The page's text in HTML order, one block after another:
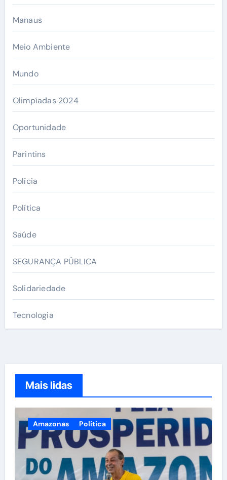
Manaus
Meio Ambiente
Mundo
Olimpíadas 2024
Oportunidade
Parintins
Polícia
Política
Saúde
SEGURANÇA PÚBLICA
Solidariedade
Tecnologia
Mais lidas
Amazonas Política